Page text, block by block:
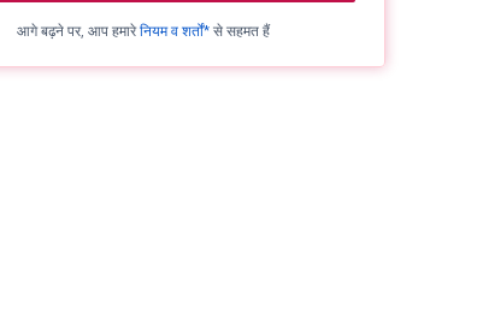
आगे बढ़ने पर, आप हमारेनियम व शर्तों* से सहमत हैं